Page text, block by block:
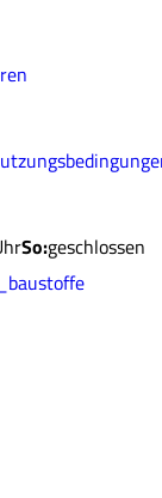
So:geschlossen